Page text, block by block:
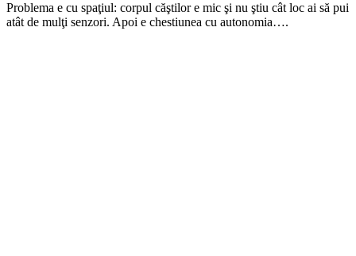
Problema e cu spaţiul: corpul căştilor e mic şi nu ştiu cât loc ai să pui
atât de mulţi senzori. Apoi e chestiunea cu autonomia….